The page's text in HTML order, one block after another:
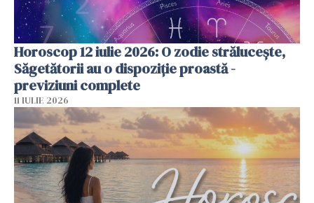
Horoscop 12 iulie 2026: O zodie strălucește,
Săgetătorii au o dispoziție proastă -
previziuni complete
11 IULIE 2026